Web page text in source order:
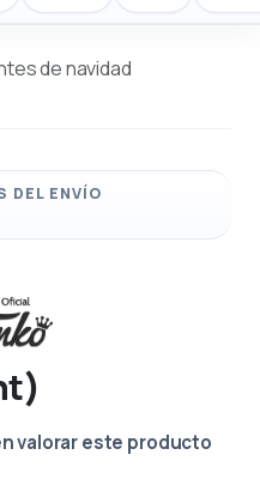
de navidad
valorar este producto